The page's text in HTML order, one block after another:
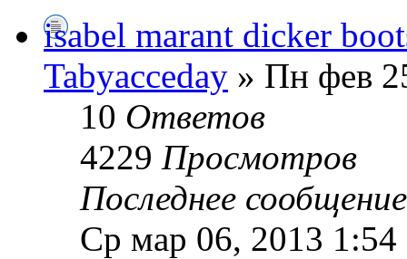
isabel marant dicker
Tabyacceday » Пн фев
10 Ответов
4229 Просмотров
Последнее
Ср мар 06, 2013 1:54